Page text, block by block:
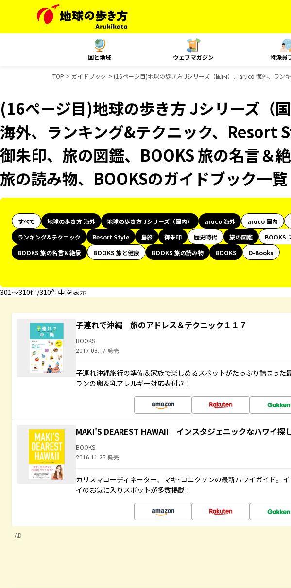
国と地域 ウェブマガジン 特派員
TOP ガイドブック (16ページ目)地球の歩き方 Jシリーズ（国内）、aruco 海外、ラン
(16ページ目)地球の歩き方 Jシリーズ（
海外、ランキング&テクニック、Resort
御朱印、旅の図鑑、BOOKS 旅の名言＆
旅の読み物、BOOKSのガイドブック一覧
すべて 地球の歩き方 海外 地球の歩き方 Jシリーズ（国内） aruco 海外 aruco 国内
ランキング&テクニック
Resort Style 島旅 御朱印 歴史時代 旅の図鑑
BOOKS
BOOKS 旅の名言＆絶景
BOOKS 旅と健康 BOOKS 旅の読み物 BOOKS
D-Books
301〜310件/310件中 を表示
子連れで沖縄 旅のアドレス＆テクニック１１７
BOOKS
2017.03.17 発売
子連れ沖縄旅行の準備＆家族で楽しめるスポットがたっぷり詰まった
ランの卵＆乳アレルギー対応表付き！
MAKI'S DEAREST HAWAII インスタジェニックなハワイ探
BOOKS
2016.11.25 発売
カリスマコーディネーター、マキ･コニクソンの最新ハワイガイド。
イのお気に入りスポットが多数掲載！
AD